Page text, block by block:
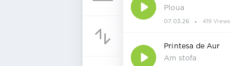
Ploua
07.03.26 419 Views
Printesa de Aur
Am stofa